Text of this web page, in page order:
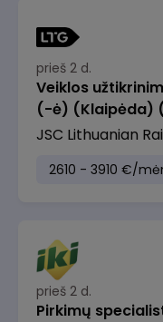
prieš 2 d.
Veiklos
(-ė) (Klaipėda)
JSC Lithuanian
2610 - 3910 €/
prieš 2 d.
Pirkimų